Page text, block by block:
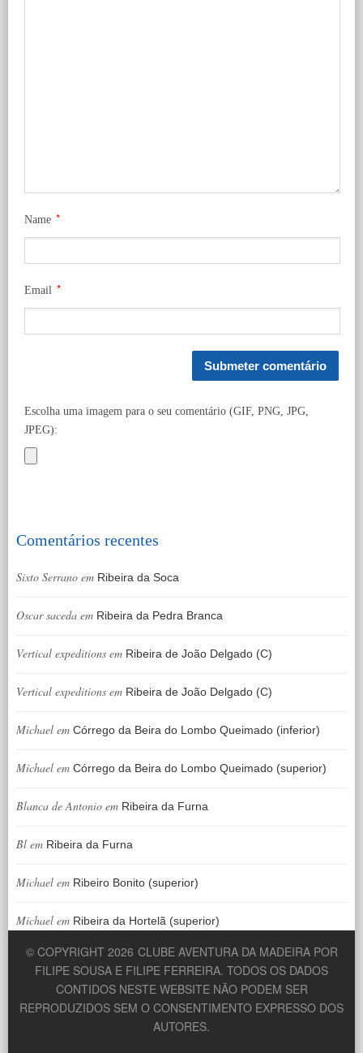
Name *
Email *
Escolha uma imagem para o seu comentário (GIF, PNG, JPG,
JPEG):
Comentários recentes
Sixto Serrano em Ribeira da Soca
Oscar saceda em Ribeira da Pedra Branca
Vertical expeditions em Ribeira de João Delgado (C)
Vertical expeditions em Ribeira de João Delgado (C)
Michael em Córrego da Beira do Lombo Queimado (inferior)
Michael em Córrego da Beira do Lombo Queimado (superior)
Blanca de Antonio em Ribeira da Furna
Bl em Ribeira da Furna
Michael em Ribeiro Bonito (superior)
Michael em Ribeira da Hortelã (superior)
© COPYRIGHT 2026 CLUBE AVENTURA DA MADEIRA POR
FILIPE SOUSA E FILIPE FERREIRA. TODOS OS DADOS
CONTIDOS NESTE WEBSITE NÃO PODEM SER
REPRODUZIDOS SEM O CONSENTIMENTO EXPRESSO DOS
AUTORES.